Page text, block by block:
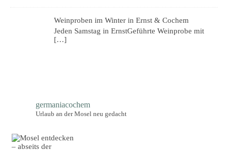
Weinproben im Winter in Ernst & Cochem
Jeden Samstag in ErnstGeführte Weinprobe mit
[…]
germaniacochem
Urlaub an der Mosel neu gedacht